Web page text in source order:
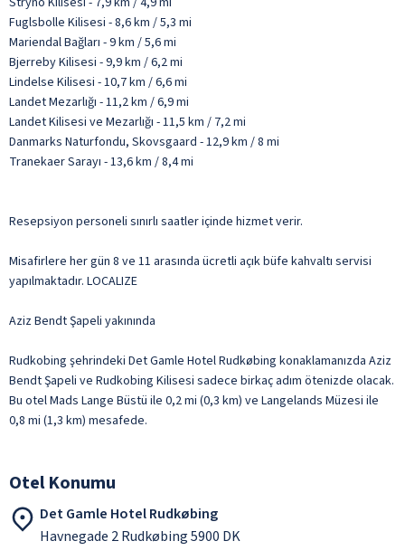
Fuglsbolle Kilisesi - 8,6 km / 5,3 mi
Mariendal Bağları - 9 km / 5,6 mi
Bjerreby Kilisesi - 9,9 km / 6,2 mi
Lindelse Kilisesi - 10,7 km / 6,6 mi
Landet Mezarlığı - 11,2 km / 6,9 mi
Landet Kilisesi ve Mezarlığı - 11,5 km / 7,2 mi
Danmarks Naturfondu, Skovsgaard - 12,9 km / 8 mi
Tranekaer Sarayı - 13,6 km / 8,4 mi
Resepsiyon personeli sınırlı saatler içinde hizmet verir.
Misafirlere her gün 8 ve 11 arasında ücretli açık büfe kahvaltı servisi
yapılmaktadır. LOCALIZE
Aziz Bendt Şapeli yakınında
Rudkobing şehrindeki Det Gamle Hotel Rudkøbing konaklamanızda Aziz
Bendt Şapeli ve Rudkobing Kilisesi sadece birkaç adım ötenizde olacak.
Bu otel Mads Lange Büstü ile 0,2 mi (0,3 km) ve Langelands Müzesi ile
0,8 mi (1,3 km) mesafede.
Otel Konumu
Det Gamle Hotel Rudkøbing
Havnegade 2 Rudkøbing 5900 DK